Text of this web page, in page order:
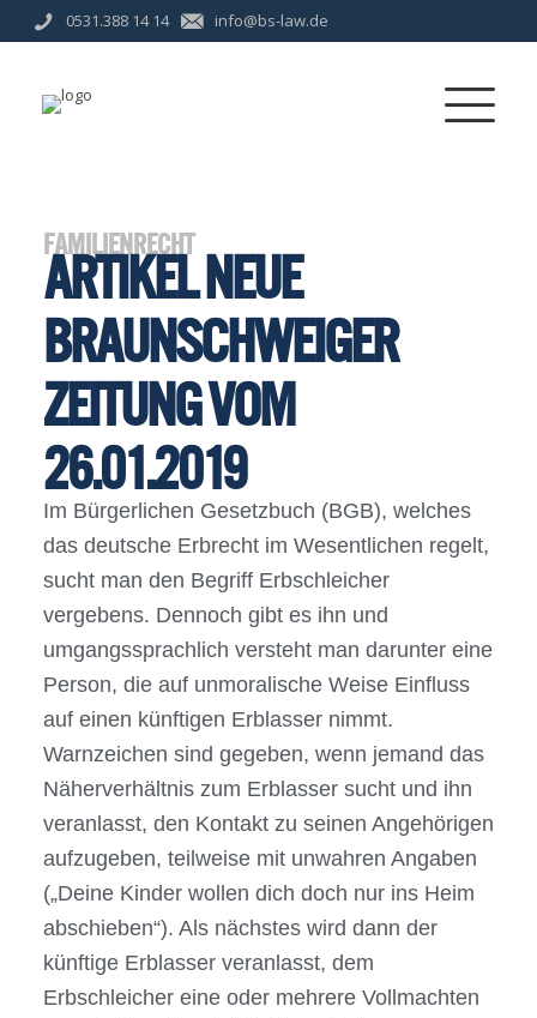
0531.388 14 14 info@bs-law.de
FAMILIENRECHT
ARTIKEL NEUE
BRAUNSCHWEIGER
ZEITUNG VOM
26.01.2019
Im Bürgerlichen Gesetzbuch (BGB), welches
das deutsche Erbrecht im Wesentlichen regelt,
sucht man den Begriff Erbschleicher
vergebens. Dennoch gibt es ihn und
umgangssprachlich versteht man darunter eine
Person, die auf unmoralische Weise Einfluss
auf einen künftigen Erblasser nimmt.
Warnzeichen sind gegeben, wenn jemand das
Näherverhältnis zum Erblasser sucht und ihn
veranlasst, den Kontakt zu seinen Angehörigen
aufzugeben, teilweise mit unwahren Angaben
(„Deine Kinder wollen dich doch nur ins Heim
abschieben“). Als nächstes wird dann der
künftige Erblasser veranlasst, dem
Erbschleicher eine oder mehrere Vollmachten